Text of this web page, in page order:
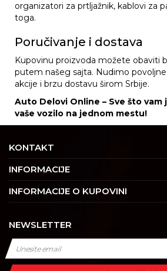
organizatori za prtljažnik, kablovi za
toga.
Poručivanje i dostava
Kupovinu proizvoda možete obaviti
putem našeg sajta. Nudimo
akcije i brzu dostavu širom Srbije.
Auto Delovi Online – Sve što
vaše vozilo na jednom mestu!
KONTAKT
Adresa
Trgovačka 7/2, Čukarica
11030 Beograd, Srbija
Radno vreme
Radnim danom: 08-16h
INFORMACIJE
O nama
Saradnja
Kontakt
Najčešća pitanja
INFORMACIJE O KUPOVINI
Izjava o privatnosti i sigurnosti podataka
Kako kupiti
Isporuka
NEWSLETTER